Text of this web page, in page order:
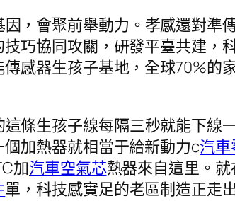
，會聚前舉動力。孝感還對準
巧協同攻關，研發平臺共建，
感器生孩子基地，全球70%的
這條生孩子線每隔三秒就能下線
加熱器就相當于給新動力c汽
加汽車空氣芯熱器來自這里。
單，科技感實足的老區制造正走